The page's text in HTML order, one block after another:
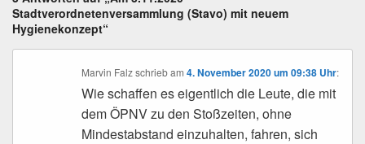
Stadtverordnetenversammlung (Stavo) mit neuem
Hygienekonzept“
Marvin Falz schriebam4. November 2020 um 09:38 Uhr:
Wie schaffen es eigentlich die Leute, die mit
dem ÖPNV zu den Stoßzeiten, ohne
Mindestabstand einzuhalten, fahren, sich